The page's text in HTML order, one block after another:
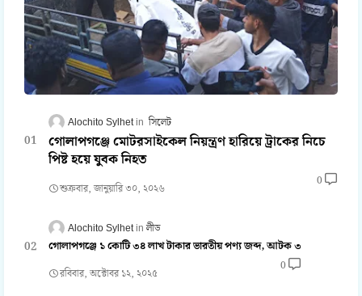
Alochito Sylhet সিলেট
গোলাপগঞ্জে মোটরসাইকেল নিয়ন্ত্রণ হারিয়ে ট্রাকের নিচে
পিষ্ট হয়ে যুবক নিহত
শুক্রবার, জানুয়ারি ৩০, ২০২৬
0
Alochito Sylhet লীড
গোলাপগঞ্জে ১ কোটি ৩৪ লাখ টাকার ভারতীয় পণ্য জব্দ, আটক ৩
রবিবার, অক্টোবর ১২, ২০২৫
0